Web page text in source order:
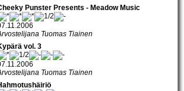
Punster Presents - Meadow Music
Tuomas Tiainen
vol. 3
Tuomas Tiainen